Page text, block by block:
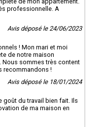
professionnelle. A
Avis déposé le 24/06/2023
! Mon mari et moi
de notre maison
Nous sommes très content
recommandons !
Avis déposé le 18/01/2024
goût du travail bien fait. Ils
de ma maison en